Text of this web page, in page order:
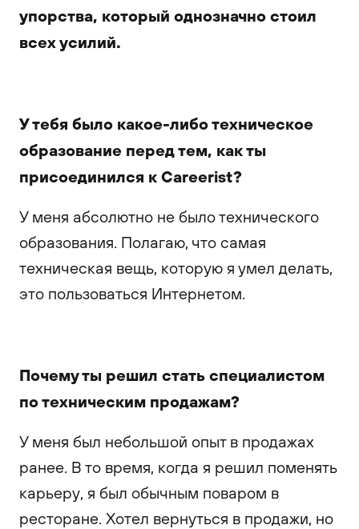
упорства, который однозначно стоил
всех усилий.
У тебя было какое-либо техническое
образование перед тем, как ты
присоединился к Careerist?
У меня абсолютно не было технического
образования. Полагаю, что самая
техническая вещь, которую я умел делать,
это пользоваться Интернетом.
Почему ты решил стать специалистом
по техническим продажам?
У меня был небольшой опыт в продажах
ранее. В то время, когда я решил поменять
карьеру, я был обычным поваром в
ресторане. Хотел вернуться в продажи, но